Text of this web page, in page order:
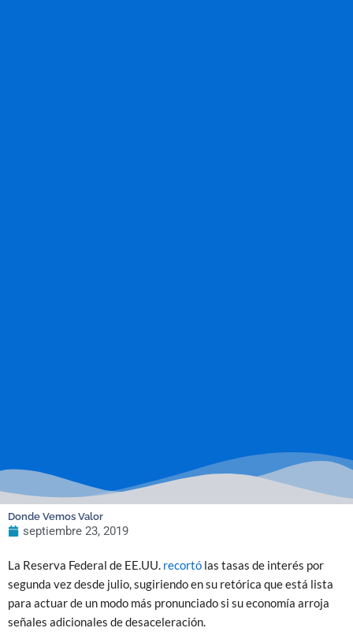
Donde Vemos Valor
septiembre 23, 2019
La Reserva Federal de EE.UU. recortó las tasas de interés por
segunda vez desde julio, sugiriendo en su retórica que está lista
para actuar de un modo más pronunciado si su economía arroja
señales adicionales de desaceleración.